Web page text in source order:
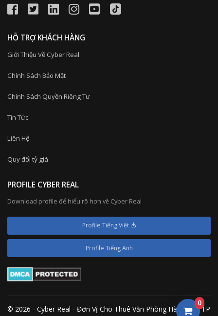
HỖ TRỢ KHÁCH HÀNG
Giới Thiệu Về Cyber Real
Chính Sách Bảo Mật
Chính Sách Quyền Riêng Tư
Tin Tức
Liên Hệ
Quy đổi tỷ giá
PROFILE CYBER REAL
Download profile để hiểu rõ hơn về Cyber Real
Profile Tiếng Việt
Profile Tiếng Anh
© 2026 - Cyber Real - Đơn Vị Cho Thuê Văn Phòng Hàng Đầu TP
0